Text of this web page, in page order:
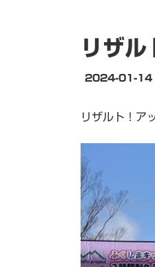
リザル
2024-01-14
リザルト！ア